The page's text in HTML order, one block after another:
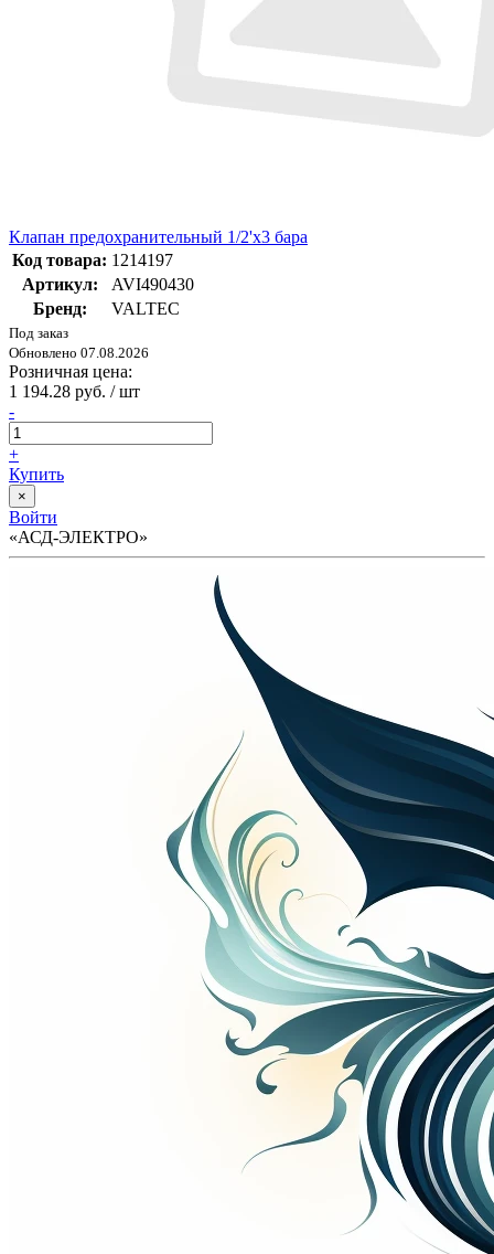
Клапан предохранительный 1/2'x3 бара
Код товара: 1214197
Артикул:
AVI490430
Бренд:
VALTEC
Под заказ
Обновлено 07.08.2026
Розничная цена:
1 194.28 руб. / шт
-
+
Купить
×
Войти
«АСД-ЭЛЕКТРО»